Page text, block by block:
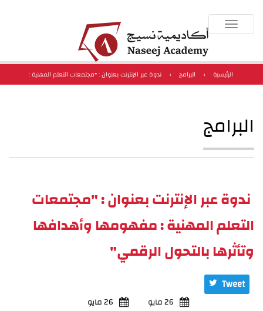
Toggle
navigation
الرئيسية › البرامج ›
ندوة عبر الإنترنت بعنوان : "مجتمعات التعلم المهنية :
البرامج
ندوة عبر الإنترنت بعنوان : "مجتمعات
التعلم المهنية : مفهومها وأهدافها
وتأثرها بالتحول الرقمي"
Tweet
26 مايو
26 مايو